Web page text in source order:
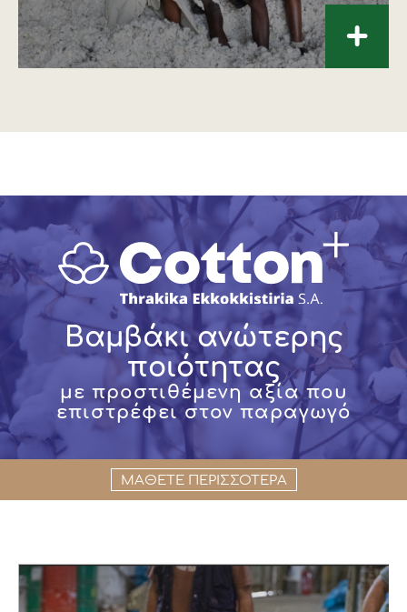
+
Βαμβάκι ανώτερης
ποιότητας
με προστιθέμενη αξία που
επιστρέφει στον παραγωγό
ΜΑΘΕΤΕ ΠΕΡΙΣΣΟΤΕΡΑ